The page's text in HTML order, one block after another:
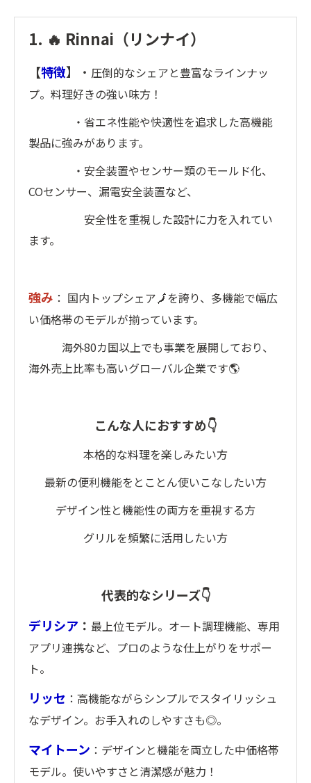
1. 🔥 Rinnai（リンナイ）
【特徴】・ 圧倒的なシェアと豊富なラインナッ
プ。料理好きの強い味方！
・省エネ性能や快適性を追求した高機能
製品に強みがあります。
・安全装置やセンサー類のモールド化、
COセンサー、漏電安全装置など、
安全性を重視した設計に力を入れてい
ます。
強み ： 国内トップシェア🗾を誇り、多機能で幅広
い価格帯のモデルが揃っています。
海外80カ国以上でも事業を展開しており、
海外売上比率も高いグローバル企業です🌎
こんな人におすすめ👇
本格的な料理を楽しみたい方
最新の便利機能をとことん使いこなしたい方
デザイン性と機能性の両方を重視する方
グリルを頻繁に活用したい方
代表的なシリーズ👇
デリシア ： 最上位モデル。オート調理機能、専用
アプリ連携など、プロのような仕上がりをサポー
ト。
リッセ ：高機能ながらシンプルでスタイリッシュ
なデザイン。お手入れのしやすさも◎。
マイトーン ：デザインと機能を両立した中価格帯
モデル。使いやすさと清潔感が魅力！